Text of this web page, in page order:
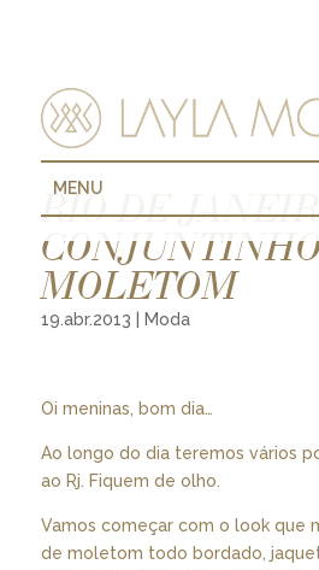
MENU
RIO DE
CONJUNTINHO
MOLETOM
19.abr.2013 Moda
Oi meninas, bom dia…
Ao longo do dia teremos vários
ao Rj. Fiquem de olho.
Vamos começar com o look que
de moletom todo bordado,